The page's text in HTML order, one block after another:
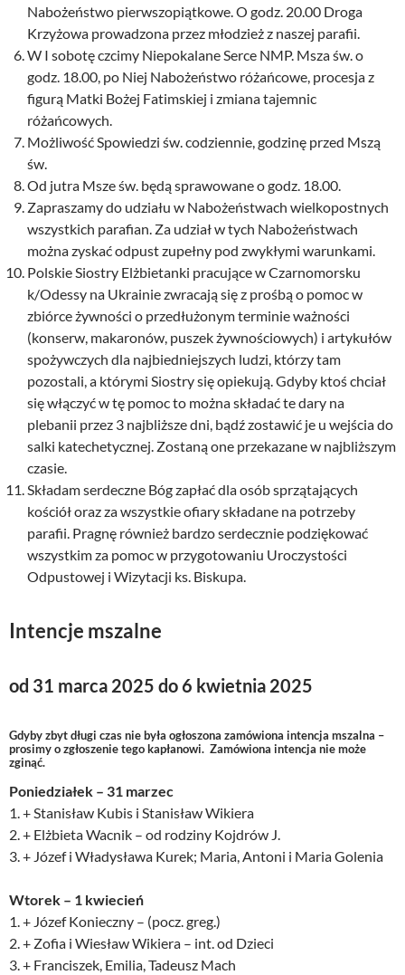
Nabożeństwo pierwszopiątkowe. O godz. 20.00 Droga
Krzyżowa prowadzona przez młodzież z naszej parafii.
W I sobotę czcimy Niepokalane Serce NMP. Msza św. o
godz. 18.00, po Niej Nabożeństwo różańcowe, procesja z
figurą Matki Bożej Fatimskiej i zmiana tajemnic
różańcowych.
Możliwość Spowiedzi św. codziennie, godzinę przed Mszą
św.
Od jutra Msze św. będą sprawowane o godz. 18.00.
Zapraszamy do udziału w Nabożeństwach wielkopostnych
wszystkich parafian. Za udział w tych Nabożeństwach
można zyskać odpust zupełny pod zwykłymi warunkami.
Polskie Siostry Elżbietanki pracujące w Czarnomorsku
k/Odessy na Ukrainie zwracają się z prośbą o pomoc w
zbiórce żywności o przedłużonym terminie ważności
(konserw, makaronów, puszek żywnościowych) i artykułów
spożywczych dla najbiedniejszych ludzi, którzy tam
pozostali, a którymi Siostry się opiekują. Gdyby ktoś chciał
się włączyć w tę pomoc to można składać te dary na
plebanii przez 3 najbliższe dni, bądź zostawić je u wejścia do
salki katechetycznej. Zostaną one przekazane w najbliższym
czasie.
Składam serdeczne Bóg zapłać dla osób sprzątających
kościół oraz za wszystkie ofiary składane na potrzeby
parafii. Pragnę również bardzo serdecznie podziękować
wszystkim za pomoc w przygotowaniu Uroczystości
Odpustowej i Wizytacji ks. Biskupa.
Intencje mszalne
od 31 marca 2025 do 6 kwietnia 2025
Gdyby zbyt długi czas nie była ogłoszona zamówiona intencja mszalna –
prosimy o zgłoszenie tego kapłanowi. Zamówiona intencja nie może
zginąć.
Poniedziałek – 31 marzec
1. + Stanisław Kubis i Stanisław Wikiera
2. + Elżbieta Wacnik – od rodziny Kojdrów J.
3. + Józef i Władysława Kurek; Maria, Antoni i Maria Golenia
Wtorek – 1 kwiecień
1. + Józef Konieczny – (pocz. greg.)
2. + Zofia i Wiesław Wikiera – int. od Dzieci
3. + Franciszek, Emilia, Tadeusz Mach